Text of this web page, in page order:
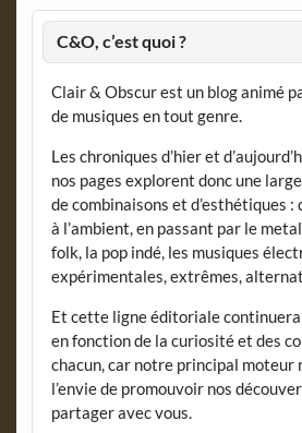
C&O, c’est quoi ?
Clair & Obscur est un blog animé
de musiques en tout genre.
Les chroniques d’hier et
nos pages explorent donc une
de combinaisons et d’esthétiques
à l’ambient, en passant par le
folk, la pop indé, les musiques
expérimentales, extrêmes,
Et cette ligne éditoriale continuera
en fonction de la curiosité et des
chacun, car notre principal
l’envie de promouvoir nos
partager avec vous.